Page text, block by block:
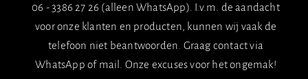
06 - 3386 27 26 (alleen WhatsApp). I.v.m. de aandacht
voor onze klanten en producten, kunnen wij vaak de
telefoon niet beantwoorden. Graag contact via
WhatsApp of mail. Onze excuses voor het ongemak!